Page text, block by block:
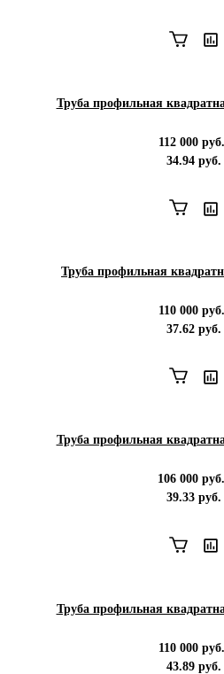
Труба профильная
112 000руб.
34.94 руб.
Труба профильная
110 000руб.
37.62 руб.
Труба профильная
106 000 руб.
39.33 руб.
Труба профильная
110 000руб.
43.89 руб.